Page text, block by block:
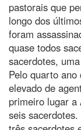
pastorais que
longo dos
foram
quase todos
sacerdotes,
Pelo quarto
elevado de
primeiro lugar a
seis